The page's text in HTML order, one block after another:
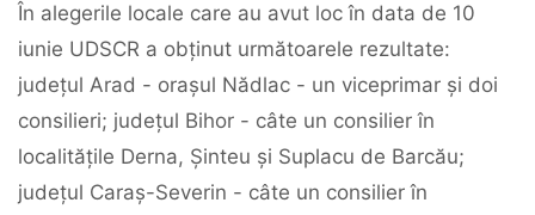
În alegerile locale care au avut loc în data de 10
iunie UDSCR a obținut următoarele rezultate:
județul Arad - orașul Nădlac - un viceprimar și doi
consilieri; județul Bihor - câte un consilier în
localitățile Derna, Șinteu și Suplacu de Barcău;
județul Caraș-Severin - câte un consilier în